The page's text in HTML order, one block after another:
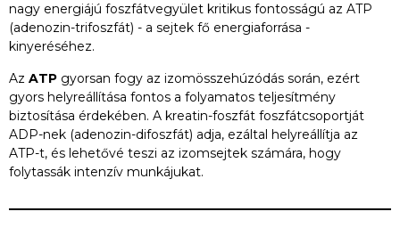
nagy energiájú foszfátvegyület kritikus fontosságú az ATP
(adenozin-trifoszfát) - a sejtek fő energiaforrása -
kinyeréséhez.
Az ATP gyorsan fogy az izomösszehúzódás során, ezért
gyors helyreállítása fontos a folyamatos teljesítmény
biztosítása érdekében. A kreatin-foszfát foszfátcsoportját
ADP-nek (adenozin-difoszfát) adja, ezáltal helyreállítja az
ATP-t, és lehetővé teszi az izomsejtek számára, hogy
folytassák intenzív munkájukat.